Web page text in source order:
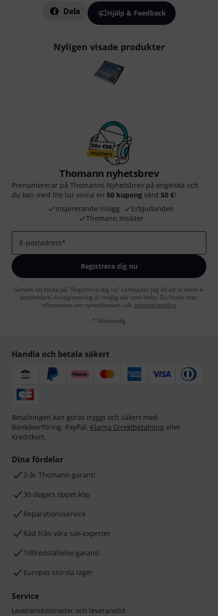
Dela Hjälp & Feedback
Nyligen visade produkter
Thomann nyhetsbrev
Prenumererar på Thomanns Nyhetsbrev på engelska och
du kan med lite tur vinna en 50 kupong värd 50 €!
Inspirerande inlägg
Erbjudanden
Thomann Insikter
E-postadress*
Registrera dig nu
Genom att klicka på "Registrera dig nu" samtycker jag till att ta emot e-
postreklam. Avregistrering är möjlig när som helst. Du finner mer
information om nyhetsbrevet i vår sekretesspolicy.
* Nödvändig
Handla och betala säkert
Betalningen kan göras tryggt och säkert med
Banköverföring, PayPal, Klarna Direktbetalning eller
Kreditkort.
Dina fördelar
3-år Thomann-garanti
30 dagars öppet köp
Reparationsservice
Råd från våra sak-experter
Tillfredställelse-garanti
Europas största lager
Service
Leveranskostnader och leveranstid